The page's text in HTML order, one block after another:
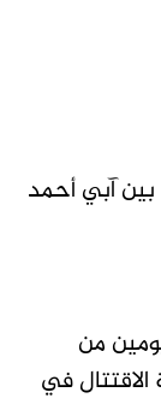
آبي أحمد
من
في